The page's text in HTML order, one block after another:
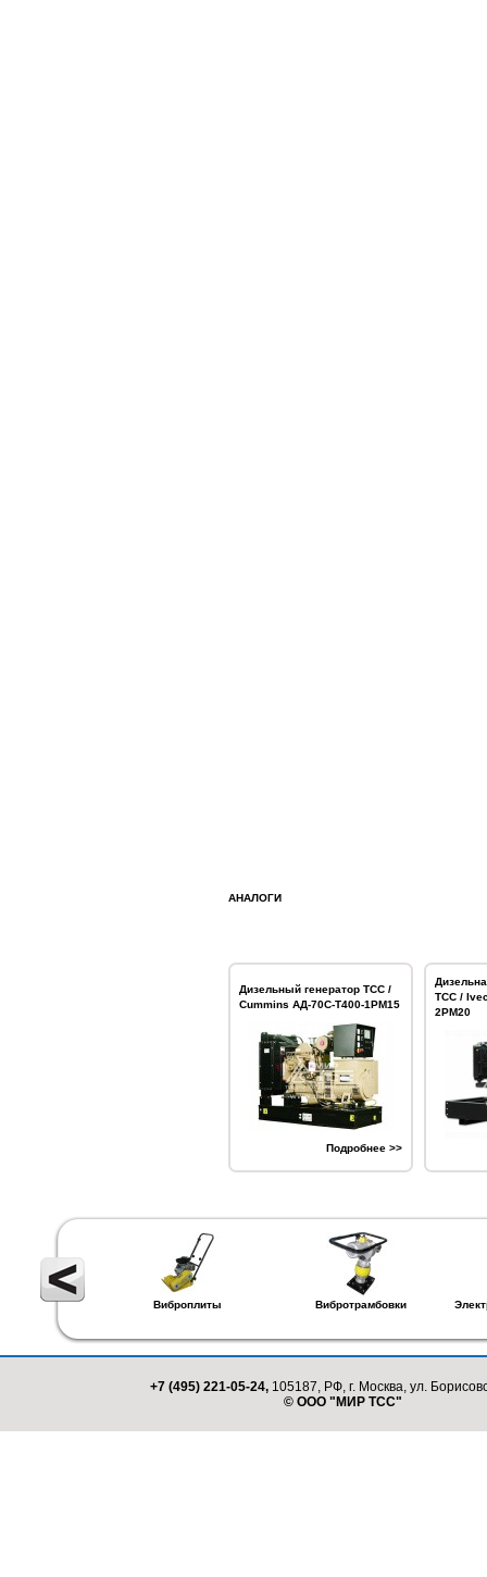
АНАЛОГИ
Дизельный генератор ТСС /
Cummins АД-70С-Т400-1РМ15
Подробнее >>
ТСС /
2РМ20
Виброплиты Вибротрамбовки
+7 (495) 221-05-24, 105187, РФ, г. Москва, ул.
© ООО "МИР ТСС"